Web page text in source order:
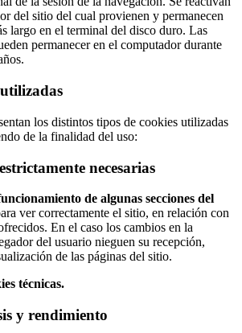
del sitio del cual provienen y permanecen
largo en el terminal del disco duro. Las
permanecer en el computador durante
los distintos tipos de cookies utilizadas
de la finalidad del uso:
necesarias
de algunas secciones del
ver correctamente el sitio, en relación con
En el caso los cambios en la
del usuario nieguen su recepción,
de las páginas del sitio.
técnicas.
y rendimiento